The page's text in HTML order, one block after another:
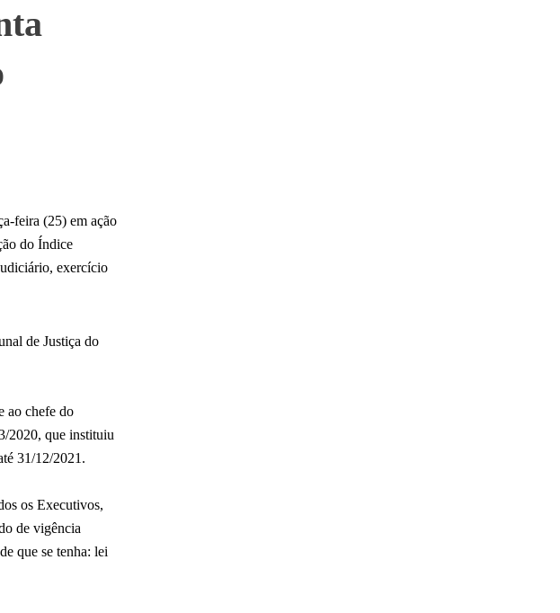
feira (25) em ação
do Índice
exercício
de Justiça do
ao chefe do
2020, que instituiu
31/12/2021.
os Executivos,
de vigência
que se tenha: lei